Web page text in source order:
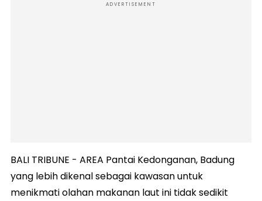
ADVERTISEMENT
BALI TRIBUNE - AREA Pantai Kedonganan, Badung
yang lebih dikenal sebagai kawasan untuk
menikmati olahan makanan laut ini tidak sedikit